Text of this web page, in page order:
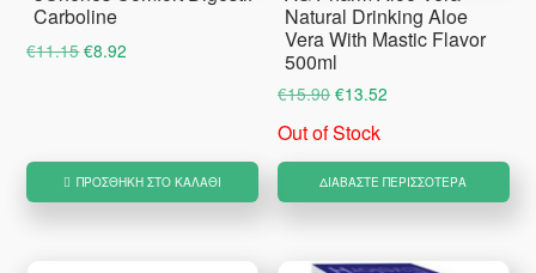
Carboline
€11.15Original
€8.92
€8.92.
ΠΡΟΣΘΉΚΗ ΣΤΟ ΚΑΛΆΘΙ
Natural Drinking Aloe
Vera With Mastic Flavor
500ml
€15.90 Original
price
€15.90.
€13.52
είναι:
€13.52.
Out of Stock
ΔΙΑΒΆΣΤΕ ΠΕΡΙΣΣΌΤΕΡΑ